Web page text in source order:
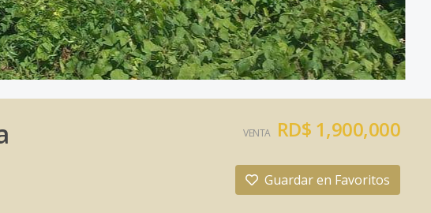
VENTA RD$ 1,900,000
Guardar en Favoritos